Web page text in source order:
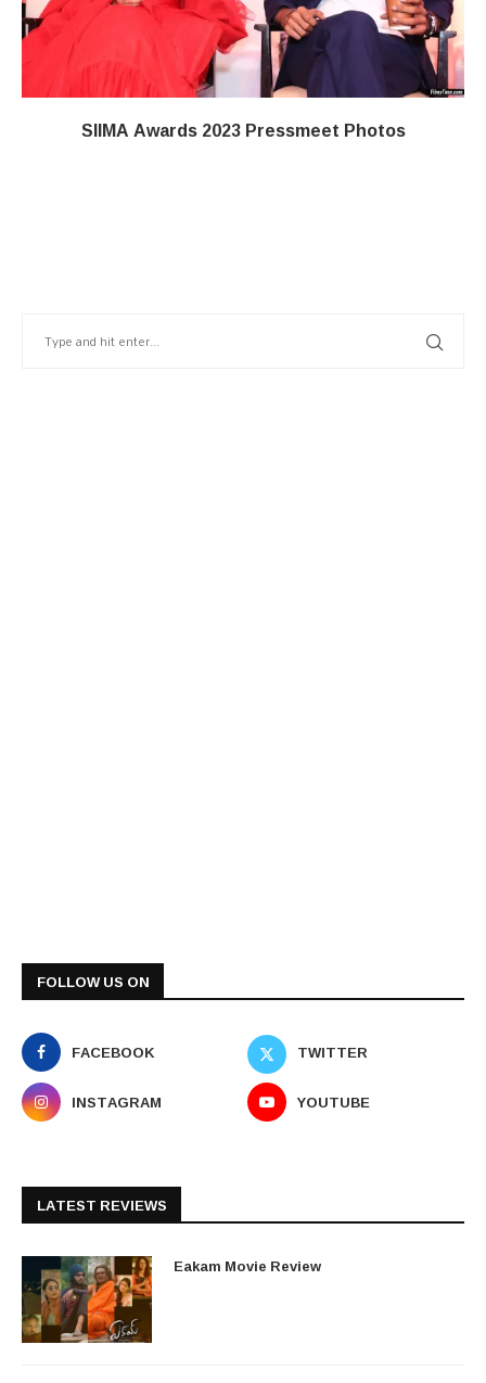
SIIMA Awards 2023 Pressmeet Photos
FOLLOW US ON
FACEBOOK
TWITTER
INSTAGRAM
YOUTUBE
LATEST REVIEWS
Eakam Movie Review